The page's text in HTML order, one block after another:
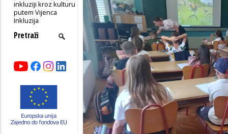
inkluziji kroz kulturu
putem Vijenca
Inkluzija